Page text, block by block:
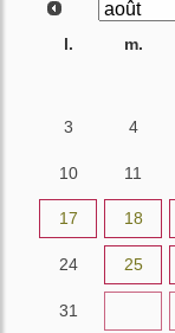
l. m.
3 4
10 11
17 18
24 25
31